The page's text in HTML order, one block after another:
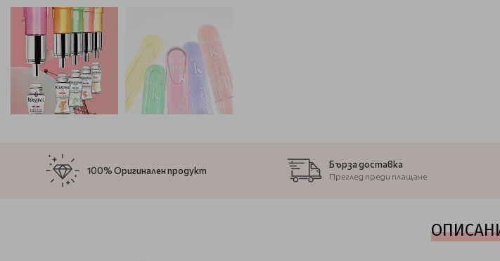
100% Оригинален продукт
Бърза доставка
Преглед преди плащане